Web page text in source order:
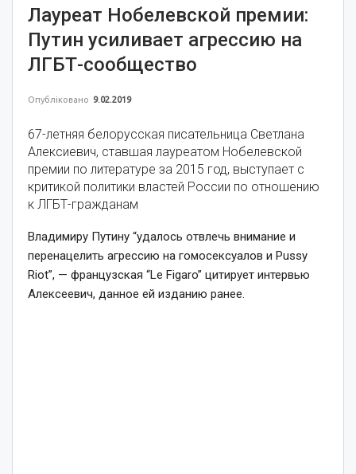
Лауреат Нобелевской премии:
Путин усиливает агрессию на
ЛГБТ-сообщество
Опубліковано 9.02.2019
67-летняя белорусская писательница Светлана
Алексиевич, ставшая лауреатом Нобелевской
премии по литературе за 2015 год, выступает с
критикой политики властей России по отношению
к ЛГБТ-гражданам
Владимиру Путину “удалось отвлечь внимание и
перенацелить агрессию на гомосексуалов и Pussy
Riot”, — французская “Le Figaro” цитирует интервью
Алексеевич, данное ей изданию ранее.